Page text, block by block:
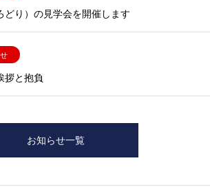
どり）の見学会を開催します
拶と抱負
お知らせ一覧